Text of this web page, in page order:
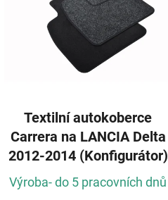
Textilní autokoberce
Carrera na LANCIA Delta
2012-2014 (Konfigurátor)
Výroba- do 5 pracovních dnů